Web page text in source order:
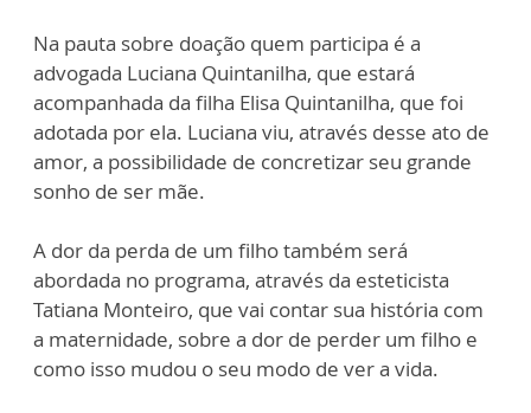
Na pauta sobre doação quem participa é a
advogada Luciana Quintanilha, que estará
acompanhada da filha Elisa Quintanilha, que foi
adotada por ela. Luciana viu, através desse ato de
amor, a possibilidade de concretizar seu grande
sonho de ser mãe.
A dor da perda de um filho também será
abordada no programa, através da esteticista
Tatiana Monteiro, que vai contar sua história com
a maternidade, sobre a dor de perder um filho e
como isso mudou o seu modo de ver a vida.